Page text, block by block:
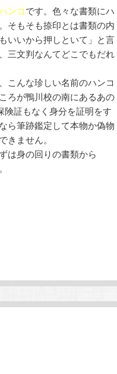
ンコです。色々な書類にハ
そもそも捺印とは書類の内
いいから押しといて」と言
三文判なんてどこでもだれ
こんな珍しい名前のハンコ
ろが鴨川校の南にあるあの
険証もなく身分を証明をす
ら筆跡鑑定して本物か偽物
ません。
は身の回りの書類から